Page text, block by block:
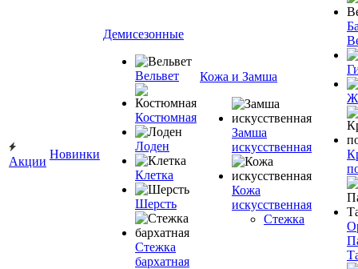
Акции
Новинки
Демисезонные
Вельвет
Костюмная
Лоден
Клетка
Шерсть
Стежка
бархатная
Кожа и Замша
Замша
искусственная
Кожа
искусственная
Стежка